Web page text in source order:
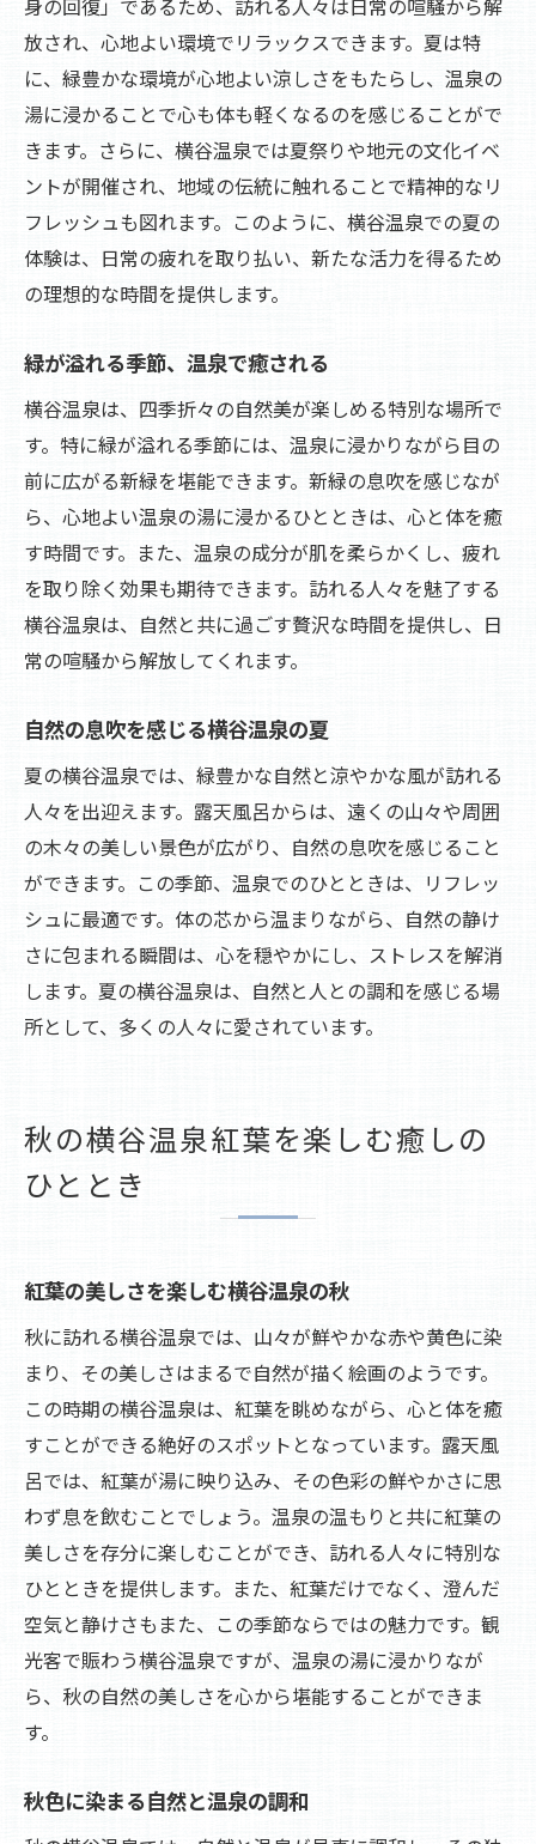
身の回復」であるため、訪れる人々は日常の喧騒から解
放され、心地よい環境でリラックスできます。夏は特
に、緑豊かな環境が心地よい涼しさをもたらし、温泉の
湯に浸かることで心も体も軽くなるのを感じることがで
きます。さらに、横谷温泉では夏祭りや地元の文化イベ
ントが開催され、地域の伝統に触れることで精神的なリ
フレッシュも図れます。このように、横谷温泉での夏の
体験は、日常の疲れを取り払い、新たな活力を得るため
の理想的な時間を提供します。
緑が溢れる季節、温泉で癒される
横谷温泉は、四季折々の自然美が楽しめる特別な場所で
す。特に緑が溢れる季節には、温泉に浸かりながら目の
前に広がる新緑を堪能できます。新緑の息吹を感じなが
ら、心地よい温泉の湯に浸かるひとときは、心と体を癒
す時間です。また、温泉の成分が肌を柔らかくし、疲れ
を取り除く効果も期待できます。訪れる人々を魅了する
横谷温泉は、自然と共に過ごす贅沢な時間を提供し、日
常の喧騒から解放してくれます。
自然の息吹を感じる横谷温泉の夏
夏の横谷温泉では、緑豊かな自然と涼やかな風が訪れる
人々を出迎えます。露天風呂からは、遠くの山々や周囲
の木々の美しい景色が広がり、自然の息吹を感じること
ができます。この季節、温泉でのひとときは、リフレッ
シュに最適です。体の芯から温まりながら、自然の静け
さに包まれる瞬間は、心を穏やかにし、ストレスを解消
します。夏の横谷温泉は、自然と人との調和を感じる場
所として、多くの人々に愛されています。
秋の横谷温泉紅葉を楽しむ癒しの
ひととき
紅葉の美しさを楽しむ横谷温泉の秋
秋に訪れる横谷温泉では、山々が鮮やかな赤や黄色に染
まり、その美しさはまるで自然が描く絵画のようです。
この時期の横谷温泉は、紅葉を眺めながら、心と体を癒
すことができる絶好のスポットとなっています。露天風
呂では、紅葉が湯に映り込み、その色彩の鮮やかさに思
わず息を飲むことでしょう。温泉の温もりと共に紅葉の
美しさを存分に楽しむことができ、訪れる人々に特別な
ひとときを提供します。また、紅葉だけでなく、澄んだ
空気と静けさもまた、この季節ならではの魅力です。観
光客で賑わう横谷温泉ですが、温泉の湯に浸かりなが
ら、秋の自然の美しさを心から堪能することができま
す。
秋色に染まる自然と温泉の調和